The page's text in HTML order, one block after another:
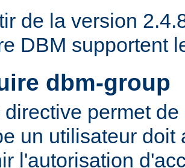
de la version
DBM supportent
dbm-group
directive permet
un utilisateur doit
l'autorisation